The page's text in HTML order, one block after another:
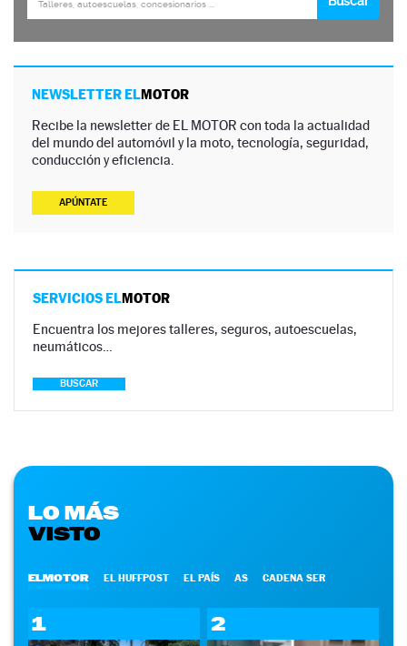
NEWSLETTER ELMOTOR
Recibe la newsletter de EL MOTOR con toda la actualidad
del mundo del automóvil y la moto, tecnología, seguridad,
conducción y eficiencia.
APÚNTATE
SERVICIOS ELMOTOR
Encuentra los mejores talleres, seguros, autoescuelas,
neumáticos…
BUSCAR
LO MÁS
VISTO
ELMOTOR EL HUFFPOST EL PAÍS AS CADENA SER
1 2